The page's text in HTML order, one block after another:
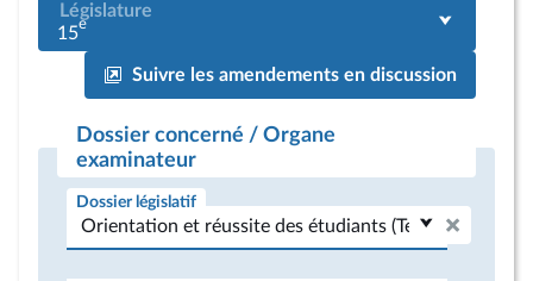
Législature
15e
Suivre les amendements en discussion
Dossier concerné / Organe
examinateur
Dossier législatif